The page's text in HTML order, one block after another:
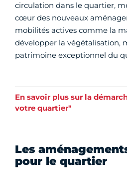
circulation dans le quartier,
cœur des nouveaux
mobilités actives comme la
développer la végétalisation,
patrimoine exceptionnel du
En savoir plus sur la
votre quartier"
Les
pour le quartier